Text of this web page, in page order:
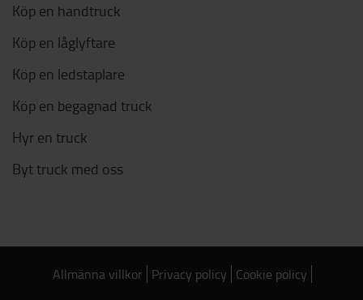
Köp en handtruck
Köp en låglyftare
Köp en ledstaplare
Köp en begagnad truck
Hyr en truck
Byt truck med oss
Allmänna villkor Privacy policy Cookie policy